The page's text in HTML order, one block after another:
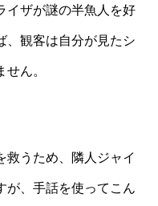
ザが謎の半魚人を好
、観客は自分が見たシ
ん。
救うため、隣人ジャイ
が、手話を使ってこん